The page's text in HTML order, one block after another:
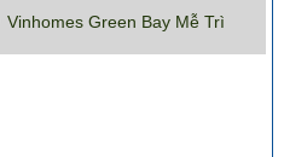
Vinhomes Green Bay Mễ Trì